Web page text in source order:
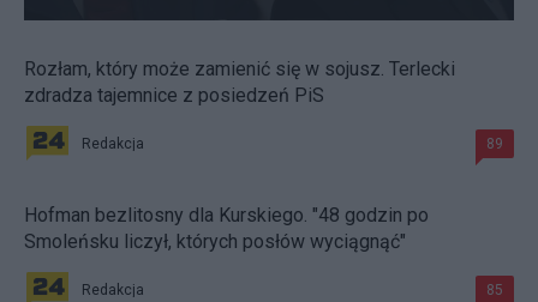
Rozłam, który może zamienić się w sojusz. Terlecki
zdradza tajemnice z posiedzeń PiS
Redakcja 89
Hofman bezlitosny dla Kurskiego. "48 godzin po
Smoleńsku liczył, których posłów wyciągnąć"
Redakcja 85